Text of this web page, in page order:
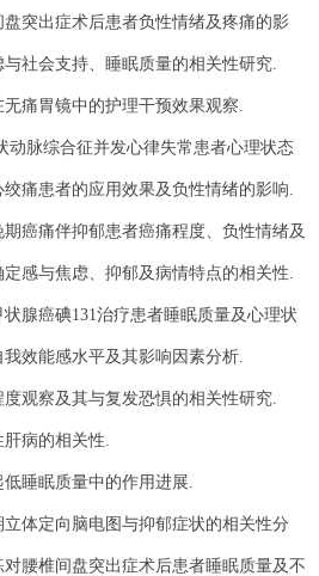
突出症术后患者负性情绪及疼痛的影
社会支持、睡眠质量的相关性研究.
痛胃镜中的护理干预效果观察.
动脉综合征并发心律失常患者心理状态
痛患者的应用效果及负性情绪的影响.
癌痛伴抑郁患者癌痛程度、负性情绪及
感与焦虑、抑郁及病情特点的相关性.
腺癌碘131治疗患者睡眠质量及心理状
效能感水平及其影响因素分析.
观察及其与复发恐惧的相关性研究.
病的相关性.
睡眠质量中的作用进展.
体定向脑电图与抑郁症状的相关性分
腰椎间盘突出症术后患者睡眠质量及不